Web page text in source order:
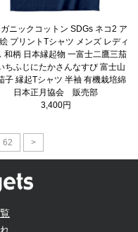
ニックコットン SDGs ネコ2 ア
プリントTシャツ メンズ レディ
和柄 日本縁起物 一富士二鷹三茄
ちふじにたかさんなすび 富士山
子 縁起Tシャツ 半袖 有機栽培綿
日本正月協会 販売部
3,400円
62 >